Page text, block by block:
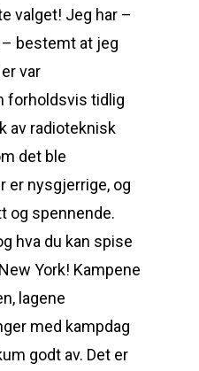
valget! Jeg har –
bestemt at jeg
var
forholdsvis tidlig
av radioteknisk
det ble
er nysgjerrige, og
og spennende.
hva du kan spise
York! Kampene
lagene
med kampdag
godt av. Det er